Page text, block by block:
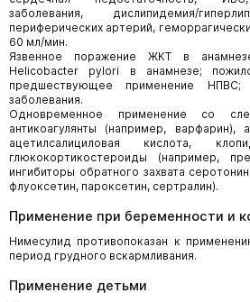
заболевания, дислипидемия/
периферических артерий,
60 мл/мин.
Язвенное поражение ЖКТ в
Helicobacter pylori в анамнезе;
предшествующее применение НПВС;
заболевания.
Одновременное применение со
антикоагулянты (например, варфарин),
ацетилсалициловая кислота,
глюкокортикостероиды (например,
ингибиторы обратного захвата
флуоксетин, пароксетин, сертралин).
Применение при беременности и
Нимесулид противопоказан к
период грудного вскармливания.
Применение детьми